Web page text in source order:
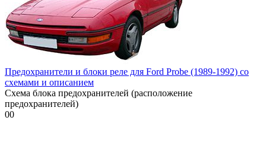
Предохранители и блоки реле для Ford Probe (1989-1992) со
схемами и описанием
Схема блока предохранителей (расположение
предохранителей)
00